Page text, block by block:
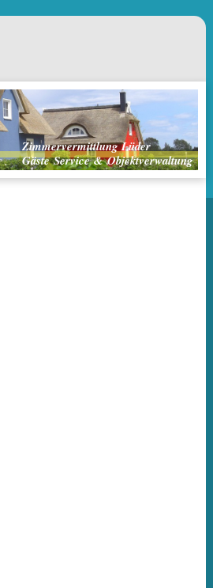
Zimmervermittlung Lüder
Gäste Service & Objektverwaltung